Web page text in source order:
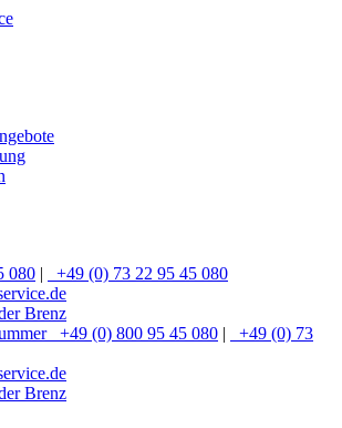
080 |
+49 (0) 73 22 95 45 080
Brenz
+49 (0) 800 95 45 080 |
+49 (0) 73
Brenz